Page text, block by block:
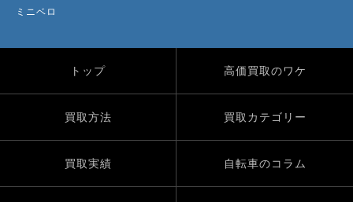
ミニベロ
トップ 高価買取のワケ
買取方法 買取カテゴリー
買取実績 自転車のコラム